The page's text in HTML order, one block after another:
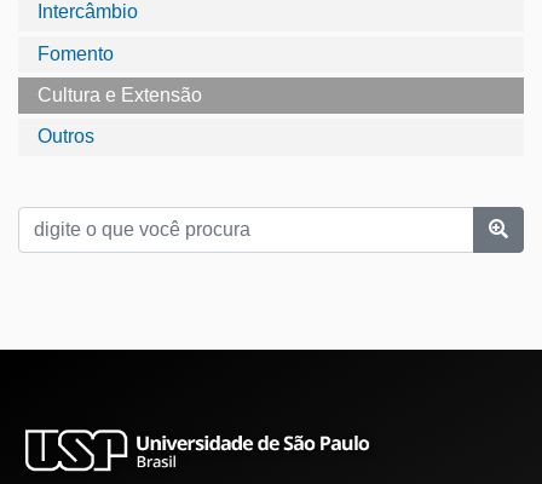
Intercâmbio
Fomento
Cultura e Extensão
Outros